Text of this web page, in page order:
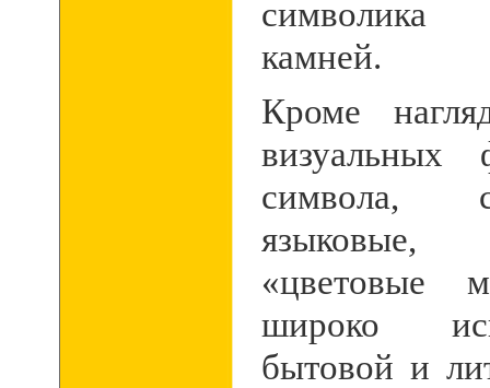
камней.
Кроме
визуальных
символа,
«цветовые
широко
бытовой и